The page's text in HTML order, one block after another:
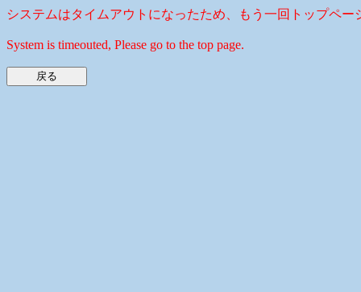
システムはタイムアウトになったため、もう一回トップペー
System is timeouted, Please go to the top page.